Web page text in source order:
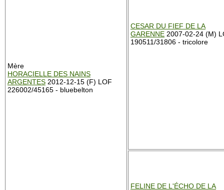
Mère
HORACIELLE DES NAINS
ARGENTES 2012-12-15 (F) LOF
226002/45165 - bluebelton
CESAR DU FIEF DE LA
GARENNE 2007-02-24 (M)
190511/31806 - tricolore
FELINE DE L'ÉCHO DE LA